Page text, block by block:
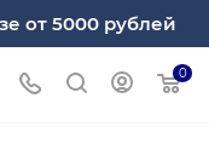
от 5000 рублей
0